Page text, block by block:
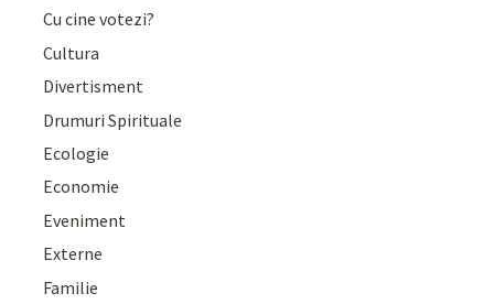
Cu cine votezi?
Cultura
Divertisment
Drumuri Spirituale
Ecologie
Economie
Eveniment
Externe
Familie